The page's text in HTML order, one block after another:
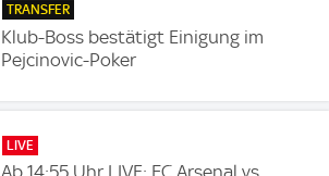
TRANSFER
Klub-Boss bestätigt Einigung im
Pejcinovic-Poker
LIVE